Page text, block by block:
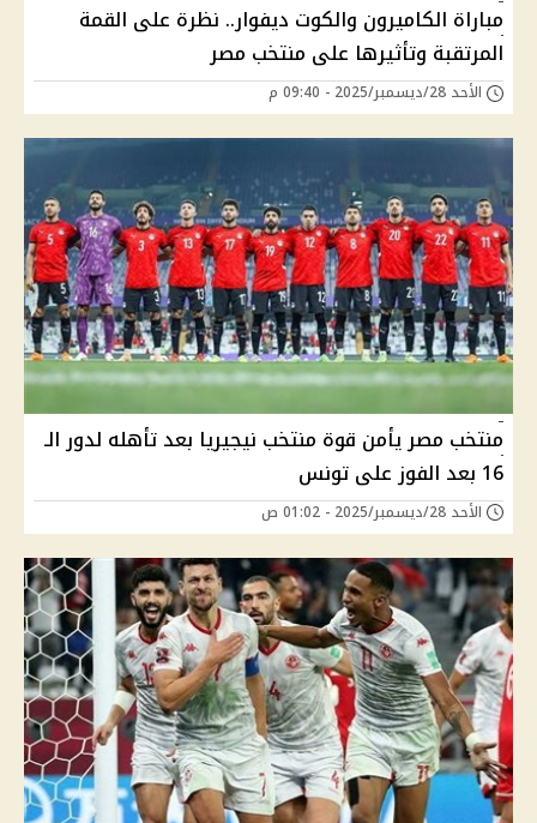
مباراة الكاميرون والكوت ديفوار.. نظرة على القمة
المرتقبة وتأثيرها على منتخب مصر
الأحد 28/ديسمبر/2025 - 09:40 م
منتخب مصر يأمن قوة منتخب نيجيريا بعد تأهله لدور الـ
16 بعد الفوز على تونس
الأحد 28/ديسمبر/2025 - 01:02 ص